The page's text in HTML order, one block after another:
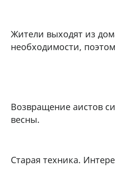
Жители выходят из
необходимости,
Возвращение аистов
весны.
Старая техника.